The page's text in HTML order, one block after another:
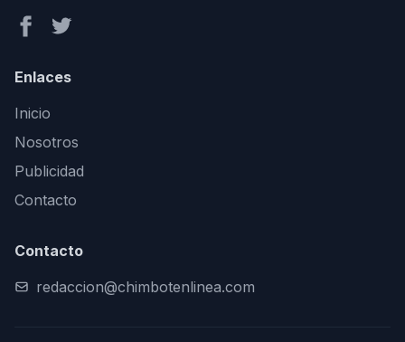
Enlaces
Inicio
Nosotros
Publicidad
Contacto
Contacto
redaccion@chimbotenlinea.com